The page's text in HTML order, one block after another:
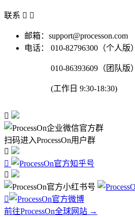
联系  
邮箱：support@processon.com
电话：
010-82796300（个人版）
010-86393609（团队版）
(工作日 9:30-18:30)

扫码进入ProcessOn用户群




前往ProcessOn全球网站 →